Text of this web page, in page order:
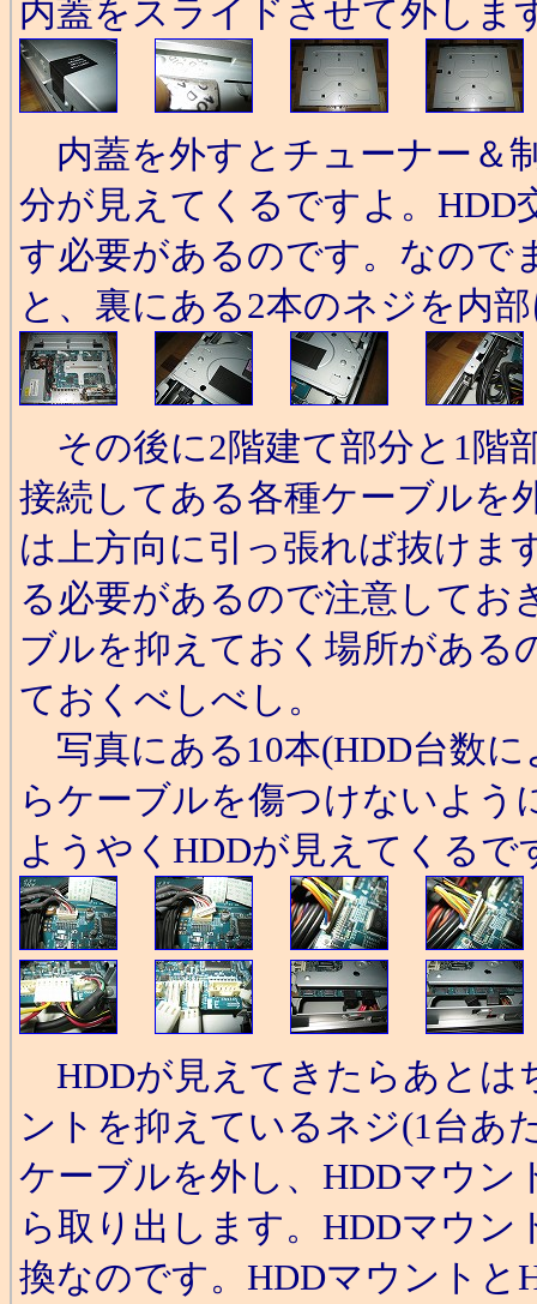
内蓋をスライドさせて外しま
内蓋を外すとチューナー＆
分が見えてくるですよ。HDD
す必要があるのです。なので
と、裏にある2本のネジを内
その後に2階建て部分と1階
接続してある各種ケーブルを
は上方向に引っ張れば抜けま
る必要があるので注意してお
ブルを抑えておく場所がある
ておくべしべし。
写真にある10本(HDD台数
らケーブルを傷つけないよう
ようやくHDDが見えてくるで
HDDが見えてきたらあとは
ントを抑えているネジ(1台あ
ケーブルを外し、HDDマウ
ら取り出します。HDDマウ
換なのです。HDDマウントと